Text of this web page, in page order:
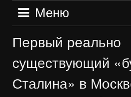
Меню
Первый реально
существующий
Сталина» в